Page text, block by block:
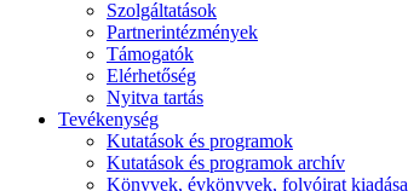
Szolgáltatások
Partnerintézmények
Támogatók
Elérhetőség
Nyitva tartás
Tevékenység
Kutatások és programok
Kutatások és programok archív
Könyvek, évkönyvek, folyóirat kiadása